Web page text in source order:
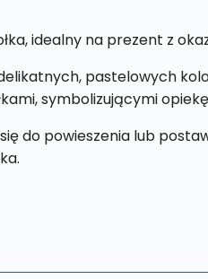
idealny na prezent z
pastelowych
symbolizującymi
do powieszenia lub